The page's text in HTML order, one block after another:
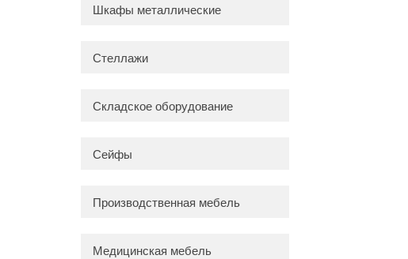
Шкафы металлические
Стеллажи
Складское оборудование
Сейфы
Производственная мебель
Медицинская мебель